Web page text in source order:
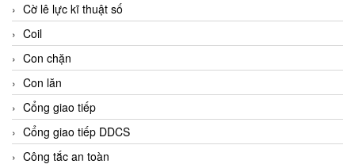
Cờ lê lực kĩ thuật số
Coil
Con chặn
Con lăn
Cổng giao tiếp
Cổng giao tiếp DDCS
Công tắc an toàn